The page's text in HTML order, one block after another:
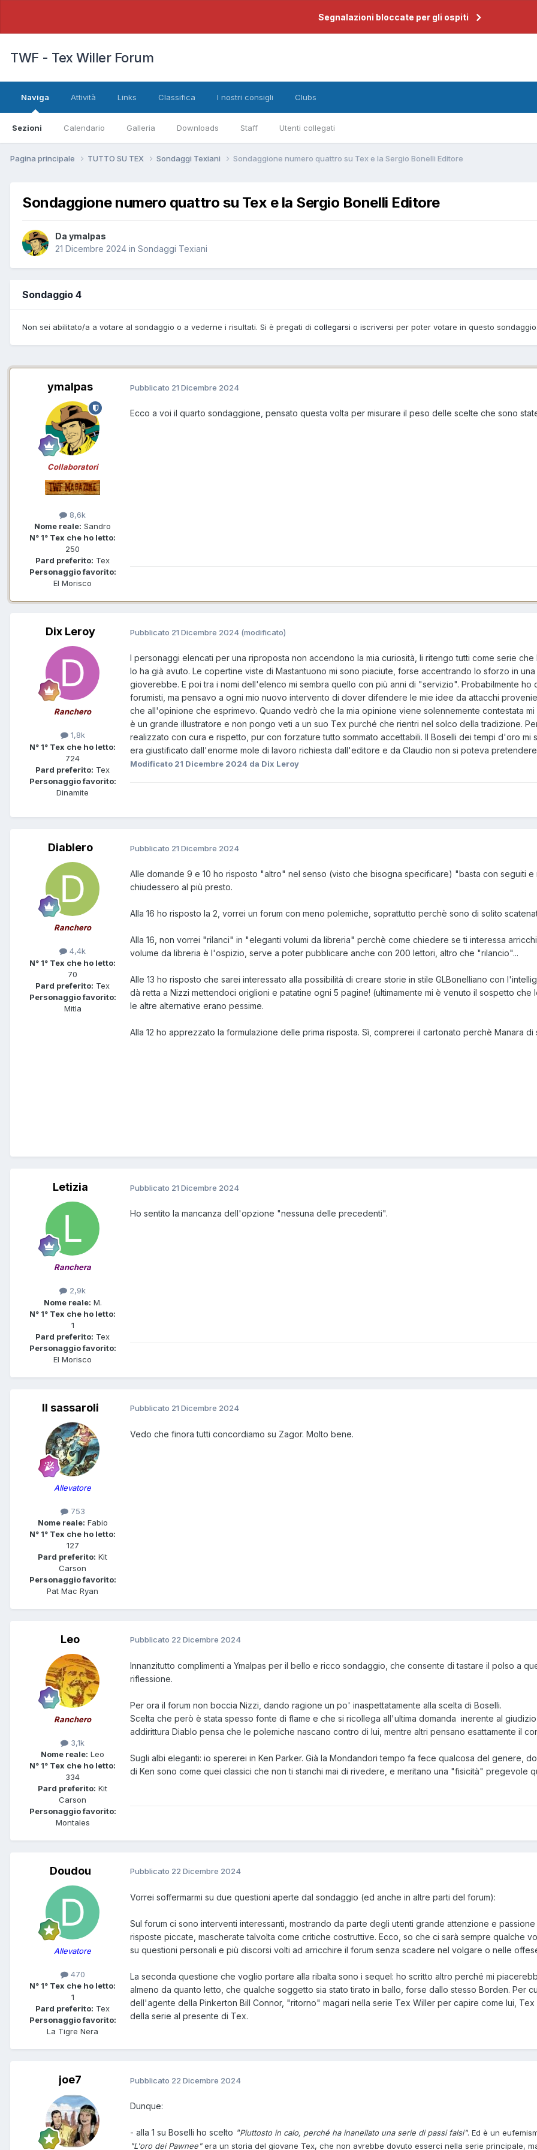
Segnalazioni bloccate per gli ospiti
TWF - Tex Willer Forum
Naviga
Sezioni Calendario Galleria Downloads Staff Utenti collegati
Attività Links Classifica I nostri consigli Clubs
Pagina principale TUTTO SU TEX Sondaggi Texiani Sondaggione numero quattro su Tex e la Sergio Bonelli Editore
Sondaggione numero quattro su Tex e la Sergio Bonelli Editore
Da ymalpas
21 Dicembre 2024 in Sondaggi Texiani
Sondaggio 4
Non sei abilitato/a a votare al sondaggio o a vederne i risultati. Si è pregati di collegarsi o iscriversi per poter votare in questo
ymalpas
Collaboratori
8,6k
Nome reale: Sandro
N° 1° Tex che ho letto:
250
Pard preferito: Tex
Personaggio favorito:
El Morisco
Pubblicato 21 Dicembre 2024
Ecco a voi il quarto sondaggione, pensato questa volta per misurare il peso delle scelte che sono
Dix Leroy
Ranchero
1,8k
N° 1° Tex che ho letto:
724
Pard preferito: Tex
Personaggio favorito:
Dinamite
Pubblicato 21 Dicembre 2024 (modificato)
I personaggi elencati per una riproposta non accendono la mia curiosità, li ritengo tutti come serie
lo ha già avuto. Le copertine viste di Mastantuono mi sono piaciute, forse accentrando lo sforzo in
gioverebbe. E poi tra i nomi dell'elenco mi sembra quello con più anni di "servizio". Probabilmente ho
forumisti, ma pensavo a ogni mio nuovo intervento di dover difendere le mie idee da attacchi
che all'opinione che esprimevo. Quando vedrò che la mia opinione viene solennemente contestata
è un grande illustratore e non pongo veti a un suo Tex purché che rientri nel solco della tradizione.
realizzato con cura e rispetto, pur con forzature tutto sommato accettabili. Il Boselli dei tempi d'oro mi
era giustificato dall'enorme mole di lavoro richiesta dall'editore e da Claudio non si poteva
Modificato 21 Dicembre 2024 da Dix Leroy
Diablero
Ranchero
4,4k
N° 1° Tex che ho letto:
70
Pard preferito: Tex
Personaggio favorito:
Mitla
Pubblicato 21 Dicembre 2024
Alle domande 9 e 10 ho risposto "altro" nel senso (visto che bisogna specificare) "basta con seguiti
chiudessero al più presto.
Alla 16 ho risposto la 2, vorrei un forum con meno polemiche, soprattutto perchè sono di solito
Alla 16, non vorrei "rilanci" in "eleganti volumi da libreria" perchè come chiedere se ti interessa
volume da libreria è l'ospizio, serve a poter pubblicare anche con 200 lettori, altro che "rilancio"...
Alle 13 ho risposto che sarei interessato alla possibilità di creare storie in stile GLBonelliano con
dà retta a Nizzi mettendoci origlioni e patatine ogni 5 pagine! (ultimamente mi è venuto il sospetto
le altre alternative erano pessime.
Alla 12 ho apprezzato la formulazione delle prima risposta. Sì, comprerei il cartonato perchè Manara
Letizia
Ranchera
2,9k
Nome reale: M.
N° 1° Tex che ho letto:
1
Pard preferito: Tex
Personaggio favorito:
El Morisco
Pubblicato 21 Dicembre 2024
Ho sentito la mancanza dell'opzione "nessuna delle precedenti".
Il sassaroli
Allevatore
753
Nome reale: Fabio
N° 1° Tex che ho letto:
127
Pard preferito: Kit
Carson
Personaggio favorito:
Pat Mac Ryan
Pubblicato 21 Dicembre 2024
Vedo che finora tutti concordiamo su Zagor. Molto bene.
Leo
Ranchero
3,1k
Nome reale: Leo
N° 1° Tex che ho letto:
334
Pard preferito: Kit
Carson
Personaggio favorito:
Montales
Pubblicato 22 Dicembre 2024
Innanzitutto complimenti a Ymalpas per il bello e ricco sondaggio, che consente di tastare il polso a
riflessione.
Per ora il forum non boccia Nizzi, dando ragione un po' inaspettatamente alla scelta di Boselli.
Scelta che però è stata spesso fonte di flame e che si ricollega all'ultima domanda inerente al
addirittura Diablo pensa che le polemiche nascano contro di lui, mentre altri pensano esattamente il
Sugli albi eleganti: io spererei in Ken Parker. Già la Mondandori tempo fa fece qualcosa del genere,
di Ken sono come quei classici che non ti stanchi mai di rivedere, e meritano una "fisicità" pregevole
Doudou
Allevatore
470
N° 1° Tex che ho letto:
1
Pard preferito: Tex
Personaggio favorito:
La Tigre Nera
Pubblicato 22 Dicembre 2024
Vorrei soffermarmi su due questioni aperte dal sondaggio (ed anche in altre parti del forum):
Sul forum ci sono interventi interessanti, mostrando da parte degli utenti grande attenzione e
risposte piccate, mascherate talvolta come critiche costruttive. Ecco, so che ci sarà sempre qualche
su questioni personali e più discorsi volti ad arricchire il forum senza scadere nel volgare o nelle
La seconda questione che voglio portare alla ribalta sono i sequel: ho scritto altro perché mi
almeno da quanto letto, che qualche soggetto sia stato tirato in ballo, forse dallo stesso Borden. Per
dell'agente della Pinkerton Bill Connor, "ritorno" magari nella serie Tex Willer per capire come lui,
della serie al presente di Tex.
joe7 Pubblicato 22 Dicembre 2024
Dunque:
- alla 1 su Boselli ho scelto "Piuttosto in calo, perché ha inanellato una serie di passi falsi". Ed è un
"L'oro dei Pawnee"era un storia del giovane Tex, che non avrebbe dovuto esserci nella serie principale,